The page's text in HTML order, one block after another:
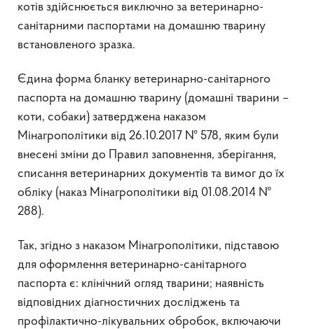
котів здійснюється виключно за ветеринарно-
санітарними паспортами на домашню тварину
встановленого зразка.
Єдина форма бланку ветеринарно-санітарного
паспорта на домашню тварину (домашні тварини –
коти, собаки) затверджена наказом
Мінагрополітики від 26.10.2017 № 578, яким були
внесені зміни до Правил заповнення, зберігання,
списання ветеринарних документів та вимог до їх
обліку (наказ Мінагрополітики від 01.08.2014 №
288).
Так, згідно з наказом Мінагрополітики, підставою
для оформлення ветеринарно-санітарного
паспорта є: клінічний огляд тварини; наявність
відповідних діагностичних досліджень та
профілактично-лікувальних обробок, включаючи